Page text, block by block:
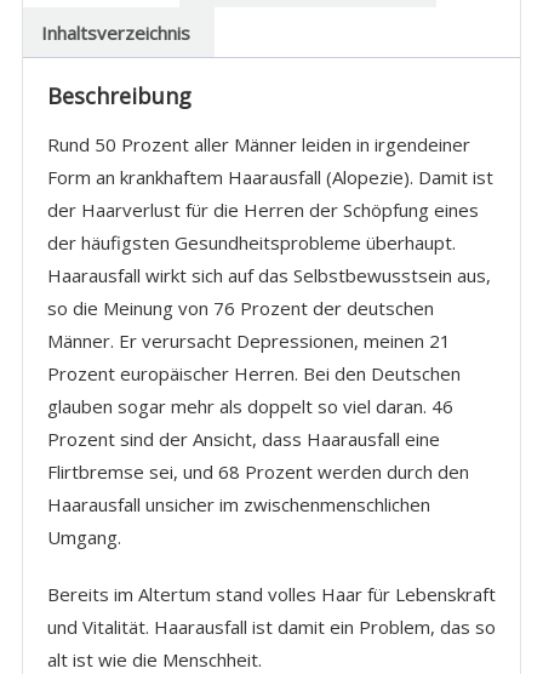
Inhaltsverzeichnis
Beschreibung
Rund 50 Prozent aller Männer leiden in irgendeiner
Form an krankhaftem Haarausfall (Alopezie). Damit ist
der Haarverlust für die Herren der Schöpfung eines
der häufigsten Gesundheitsprobleme überhaupt.
Haarausfall wirkt sich auf das Selbstbewusstsein aus,
so die Meinung von 76 Prozent der deutschen
Männer. Er verursacht Depressionen, meinen 21
Prozent europäischer Herren. Bei den Deutschen
glauben sogar mehr als doppelt so viel daran. 46
Prozent sind der Ansicht, dass Haarausfall eine
Flirtbremse sei, und 68 Prozent werden durch den
Haarausfall unsicher im zwischenmenschlichen
Umgang.
Bereits im Altertum stand volles Haar für Lebenskraft
und Vitalität. Haarausfall ist damit ein Problem, das so
alt ist wie die Menschheit.